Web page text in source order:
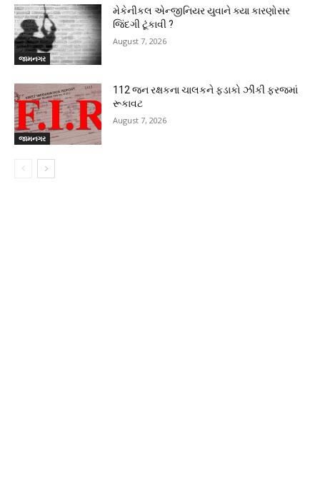
જામનગર
મેકેનીકલ એન્જીનિયર યુવાને ક્યા કારણોસર
જિંદગી ટૂંકાવી ?
August 7, 2026
જામનગર
112 જન રક્ષકના ચાલકને ફડાકો ઝીંકી ફરજમાં
રૂકાવટ
August 7, 2026